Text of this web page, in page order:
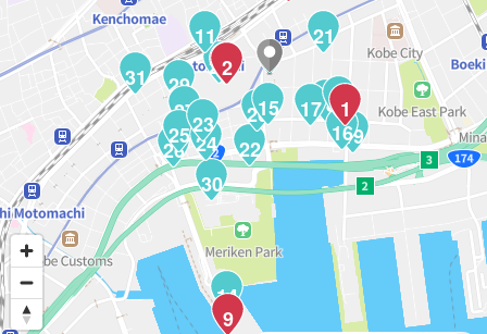
31
30
29
28
27
26
2524
23
22
21
20
19
18
17
16
15
14
11
10
9
3
2
1